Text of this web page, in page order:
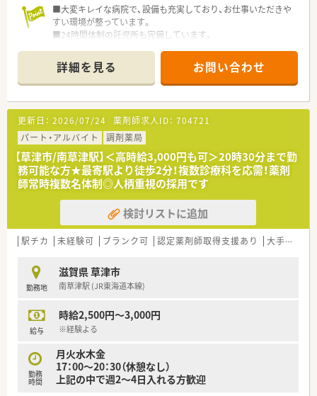
■大変キレイな病院で、設備も充実しており、お仕事いただきや
すい環境が整っています。
■24時間体制の託児所も完備しています。
詳細を見る お問い合わせ
更新日： 2026/07/24 薬剤師求人ID： 704721
パート・アルバイト
調剤薬局
【草津市/南草津駅】＜高時給3,000円も可＞20時30分まで勤
務可能な方★最寄駅より徒歩2分！複数診療科を応需！薬剤
師常時複数名体制◎人柄重視の採用です
検討リストに追加
駅チカ 未経験可 ブランク可 認定薬剤師取得支援あり 大手チェーン以外
勤務地
滋賀県 草津市
南草津駅 (JR東海道本線)
給与
時給2,500円～3,000円
※経験よる
勤務
時間
月火水木金
17：00～20：30（休憩なし）
上記の中で週2～4日入れる方歓迎